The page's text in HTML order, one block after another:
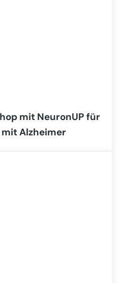
mit NeuronUP für
Alzheimer